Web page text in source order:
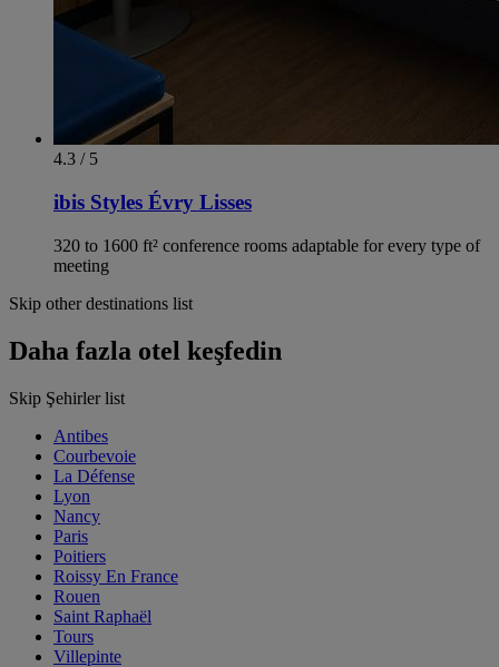
4.3 / 5
ibis Styles Évry Lisses
320 to 1600 ft² conference rooms adaptable for every type of
meeting
Skip other destinations list
Daha fazla otel keşfedin
Skip Şehirler list
Antibes
Courbevoie
La Défense
Lyon
Nancy
Paris
Poitiers
Roissy En France
Rouen
Saint Raphaël
Tours
Villepinte